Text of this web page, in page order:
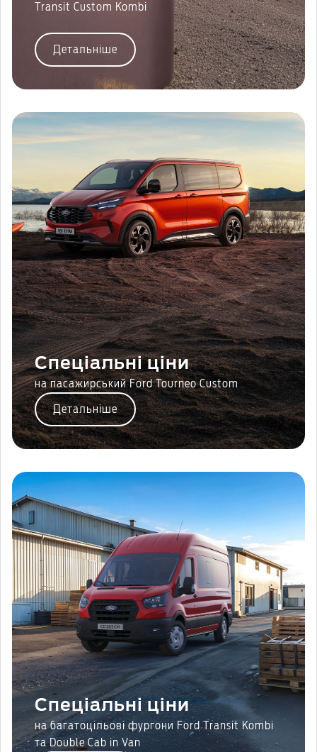
Transit Custom Kombi
Детальніше
Спеціальні ціни
на пасажирський Ford Tourneo Custom
Детальніше
Спеціальні ціни
на багатоцільові фургони Ford Transit Kombi
та Double Cab in Van